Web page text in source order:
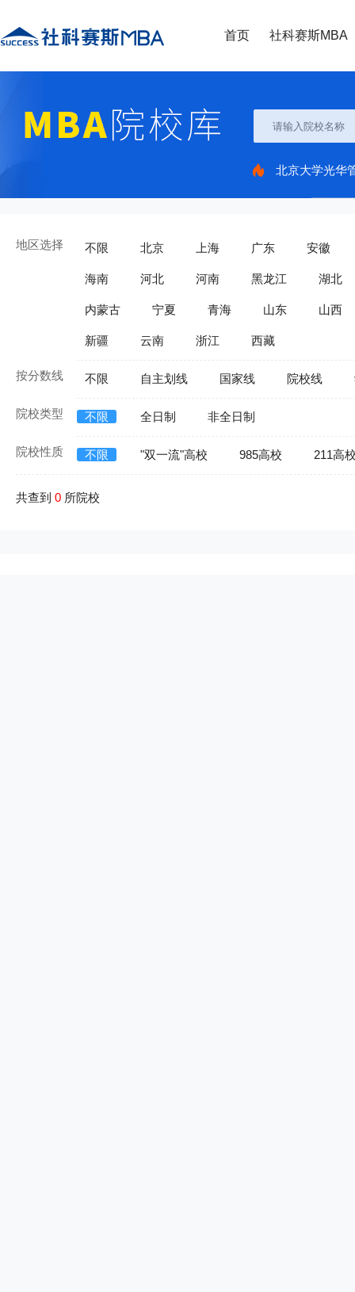
首页 社科赛斯MBA
北京大学光华
地区选择 不限 北京 上海 广东 安徽
海南 河北 河南 黑龙江 湖北
内蒙古 宁夏 青海 山东 山西
新疆 云南 浙江 西藏
按分数线 不限 自主划线 国家线 院校线
院校类型 不限 全日制 非全日制
院校性质 不限 "双一流"高校 985高校 211高
共查到 0 所院校